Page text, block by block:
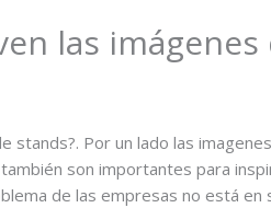
las
stands?. Por un lado las
son importantes para
de las empresas no está